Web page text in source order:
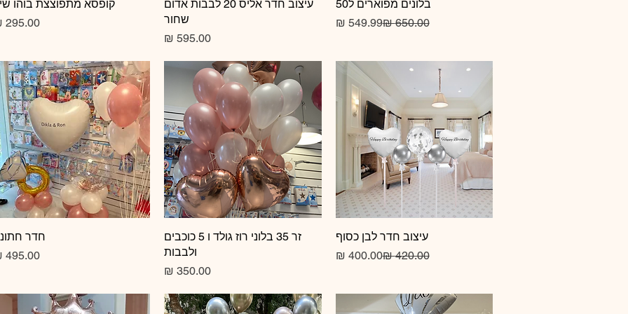
תצוגה מהירה
בלונים מפוארים ל50
מחיר רגיל
‏650.00 ‏₪ מחיר מבצע ‏549.99 ‏₪
תצוגה מהירהעיצוב חדר אליס 20 לבבות אדום
שחור
מחיר
תצוגה מהירה
קופסא מתפוצצת בוהו
‏295.00 ‏₪
תצוגה מהירה
עיצוב חדר לבן כסוף
מחיר רגיל
‏420.00 ‏₪ מחיר מבצע ‏400.00 ‏₪
תצוגה מהירה
זר 35 בלוני רוז גולד ו 5 כוכבים
ולבבות
מחיר
תצוגה מהירהחדר
‏495.00 ‏₪